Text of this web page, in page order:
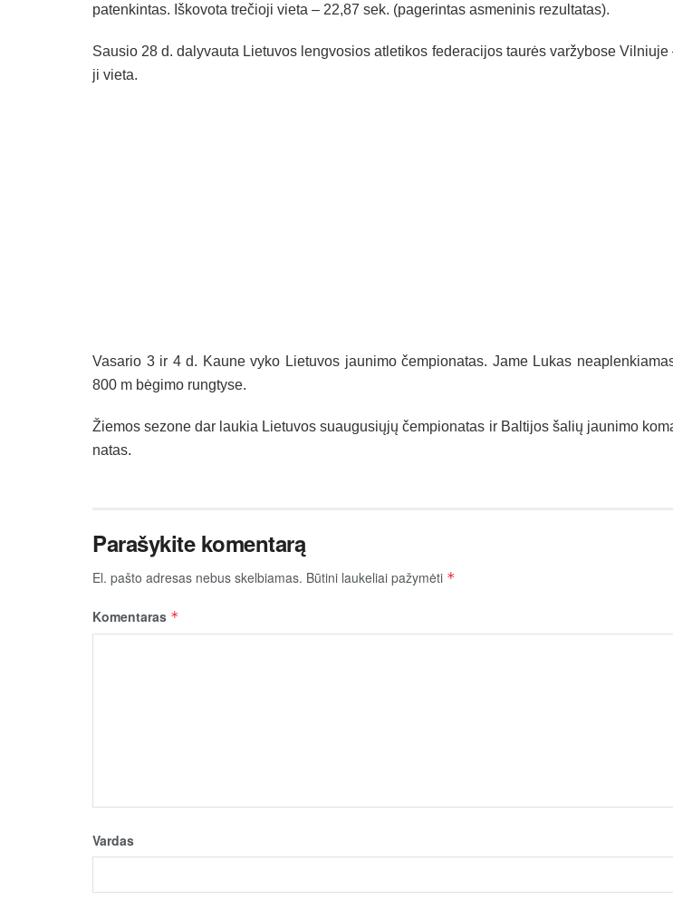
pa­ten­kin­tas. Iš­ko­vo­ta tre­čio­ji vie­ta – 22,87 sek. (pa­ge­rin­tas as­me­ni­nis re­zul­ta­tas).
Sau­sio 28 d. da­ly­vau­ta Lie­tu­vos leng­vo­sios at­le­ti­kos fe­de­ra­ci­jos tau­rės var­žy­bo­se
ji vie­ta.
Va­sa­rio 3 ir 4 d. Kau­ne vy­ko Lie­tu­vos jau­ni­mo čem­pio­na­tas. Ja­me Lu­kas
800 m bė­gi­mo rung­ty­se.
Žie­mos se­zo­ne dar lau­kia Lie­tu­vos suau­gu­sių­jų čem­pio­na­tas ir Bal­ti­jos ša­lių jau­ni­mo
na­tas.
Parašykite komentarą
El. pašto adresas nebus skelbiamas. Būtini laukeliai pažymėti *
Komentaras *
Vardas